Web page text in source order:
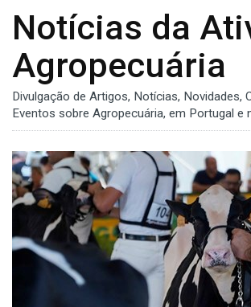
Notícias da
Agropecuária
Divulgação de Artigos, Notícias, Novidades,
Eventos sobre Agropecuária, em Portugal e